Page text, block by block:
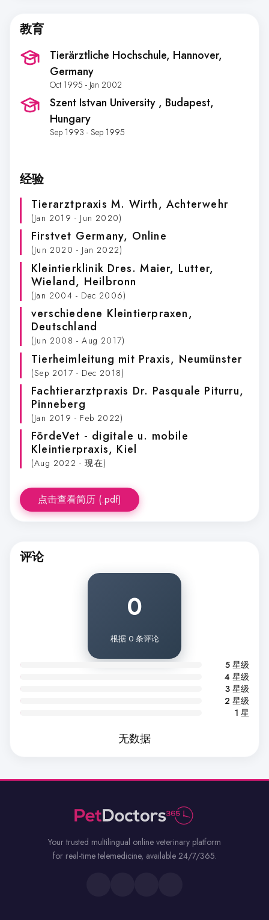
教育
Tierärztliche Hochschule, Hannover,
Germany
Oct 1995 - Jan 2002
Szent Istvan University , Budapest,
Hungary
Sep 1993 - Sep 1995
经验
Tierarztpraxis M. Wirth, Achterwehr
(Jan 2019 - Jun 2020)
Firstvet Germany, Online
(Jun 2020 - Jan 2022)
Kleintierklinik Dres. Maier, Lutter,
Wieland, Heilbronn
(Jan 2004 - Dec 2006)
verschiedene Kleintierpraxen,
Deutschland
(Jun 2008 - Aug 2017)
Tierheimleitung mit Praxis, Neumünster
(Sep 2017 - Dec 2018)
Fachtierarztpraxis Dr. Pasquale Piturru,
Pinneberg
(Jan 2019 - Feb 2022)
FördeVet - digitale u. mobile
Kleintierpraxis, Kiel
(Aug 2022 - 现在)
点击查看简历 (.pdf)
评论
0
根据 0 条评论
5 星级
4 星级
3 星级
2 星级
1 星
无数据
Your trusted multilingual online veterinary platform
for real-time telemedicine, available 24/7/365.